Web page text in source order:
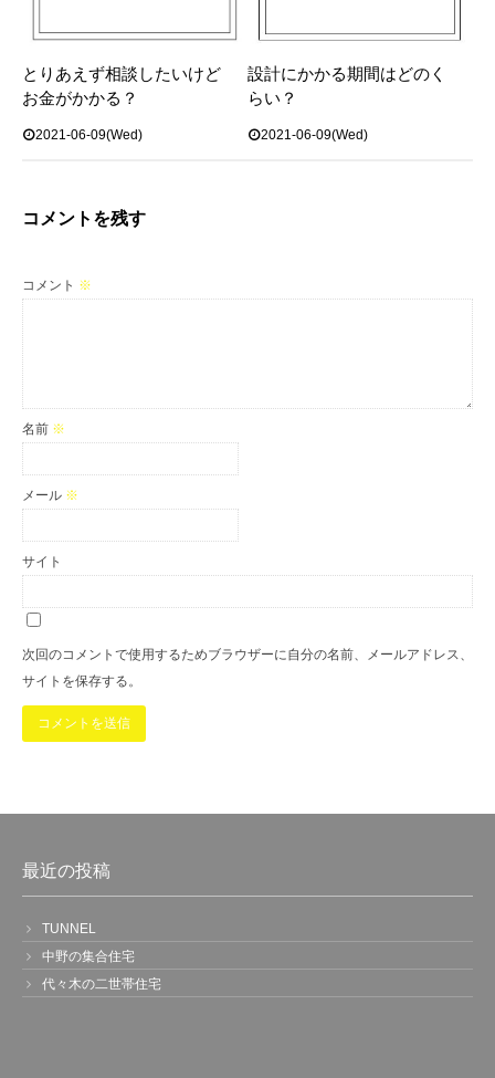
とりあえず相談したいけど
お金がかかる？
2021-06-09(Wed)
設計にかかる期間はどのく
らい？
2021-06-09(Wed)
コメントを残す
コメント ※
名前 ※
メール ※
サイト
次回のコメントで使用するためブラウザーに自分の名前、メールアドレス、
サイトを保存する。
住宅
83building
Re-HouseN
Re-HouseF
最近の投稿
TUNNEL
中野の集合住宅
代々木の二世帯住宅